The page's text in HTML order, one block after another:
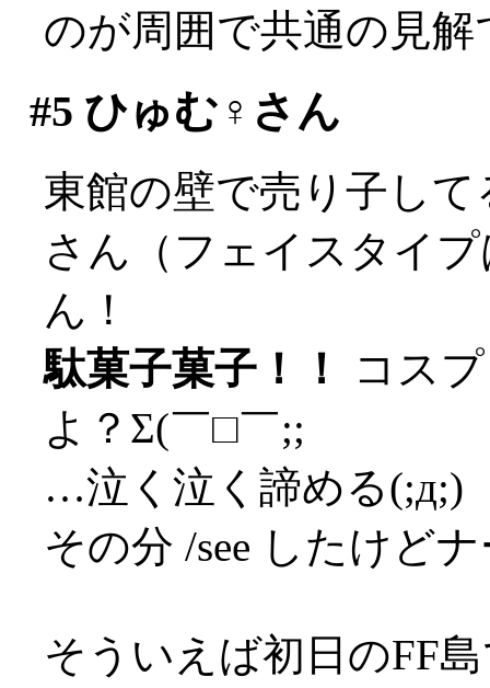
のが周囲で共通の見
#5 ひゅむ♀さん
東館の壁で売り子し
さん（フェイスタイ
ん！
駄菓子菓子！！
コス
よ？Σ(￣□￣;;
…泣く泣く諦める(;д;)
その分 /see したけど
そういえば初日のFF